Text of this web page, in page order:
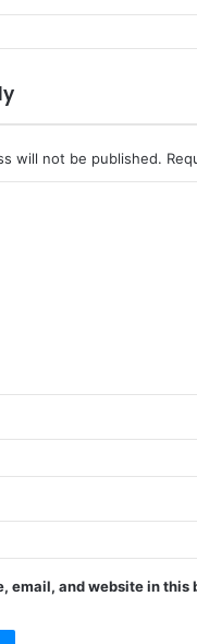
will not be published.
email, and website in